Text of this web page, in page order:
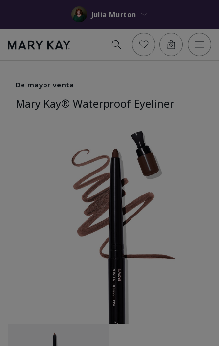
Julia Murton
De mayor venta
Mary Kay® Waterproof Eyeliner